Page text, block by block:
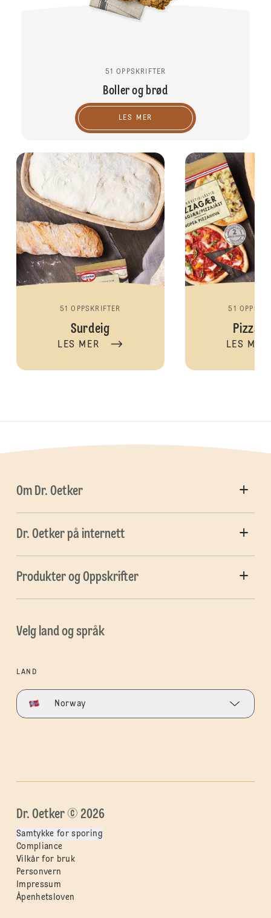
51 OPPSKRIFTER
Boller og brød
LES MER
51 OPPSKRIFTER
Surdeig
LES MER
51
LES MER
Om Dr. Oetker
Dr. Oetker på internett
Produkter og Oppskrifter
Velg land og språk
LAND
Norway
Dr. Oetker © 2026
Samtykke for sporing
Compliance
Vilkår for bruk
Personvern
Impressum
Åpenhetsloven